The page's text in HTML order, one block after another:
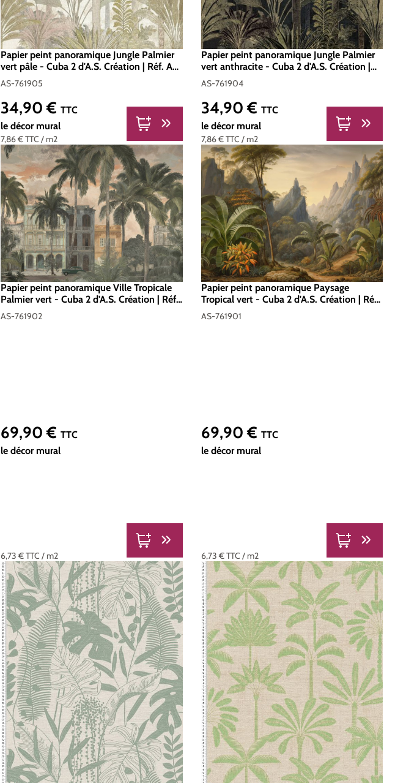
Papier peint panoramique Jungle Palmier
vert pâle - Cuba 2 d'A.S. Création | Réf. AS-
761905
AS-761905
7,86 €TTC/ m2
Prix régulier :
34,90 €TTC
le décor mural
Papier peint panoramique Jungle Palmier
vert anthracite - Cuba 2 d'A.S. Création |
Réf. AS-761904
AS-761904
7,86 €TTC / m2
Prix régulier :
34,90 € TTC
le décor mural
Papier peint panoramique Ville Tropicale
Palmier vert - Cuba 2 d'A.S. Création | Réf.
AS-761902
AS-761902
6,73 €TTC/ m2
Prix régulier :
69,90 €TTC
le décor mural
Papier peint panoramique Paysage
Tropical vert - Cuba 2 d'A.S. Création | Réf.
AS-761901
AS-761901
6,73 €TTC / m2
Prix régulier :
69,90 € TTC
le décor mural